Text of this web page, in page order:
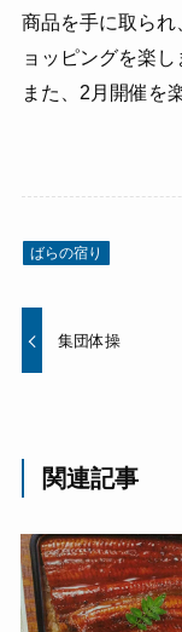
商品を手に取ら
ョッピングを楽し
また、2月開催を
ばらの宿り
集団体操‍
関連記事